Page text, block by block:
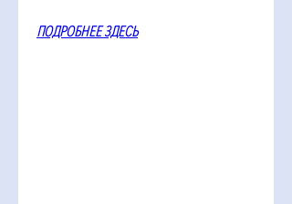
ПОДРОБНЕЕ ЗДЕСЬ